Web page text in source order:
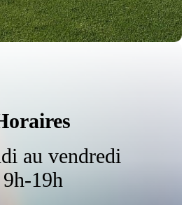
au vendredi
9h-19h